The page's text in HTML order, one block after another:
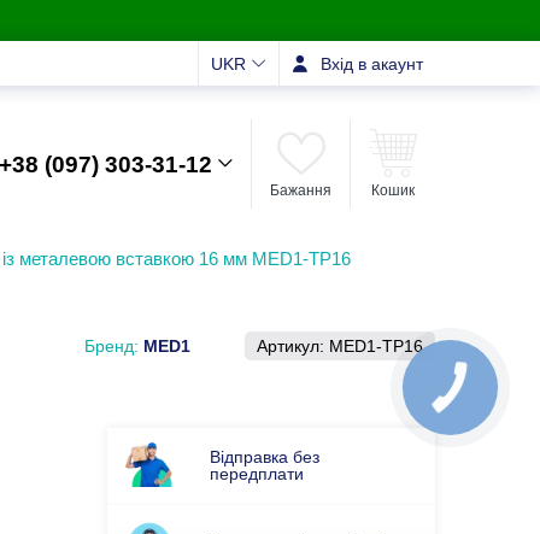
UKR Вхід в акаунт
+38 (097) 303-31-12
Бажання Кошик
металевою вставкою 16 мм MED1-TP16
Бренд: MED1 Артикул: MED1-TP16
Відправка без
передплати